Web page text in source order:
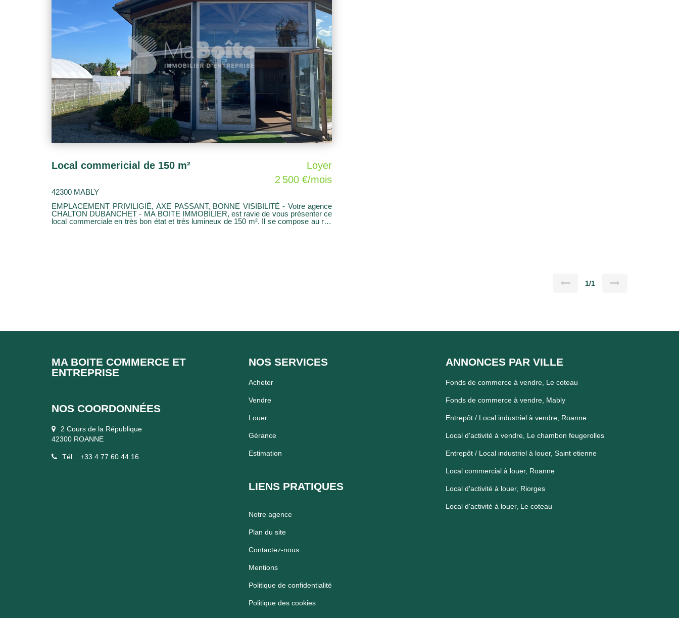
Local commericial de 150 m²
Loyer
2 500 €/mois
42300 MABLY
EMPLACEMENT PRIVILIGIÉ, AXE PASSANT, BONNE VISIBILITÉ - Votre agence
CHALTON DUBANCHET - MA BOITE IMMOBILIER, est ravie de vous présenter ce
local commerciale en très bon état et très lumineux de 150 m². Il se compose au rez
1/1
MA BOITE COMMERCE ET
ENTREPRISE
NOS COORDONNÉES
2 Cours de la République
42300 ROANNE
Tél. : +33 4 77 60 44 16
NOS SERVICES
Acheter
Vendre
Louer
Gérance
Estimation
LIENS PRATIQUES
Notre agence
Plan du site
Contactez-nous
Mentions
Politique de confidentialité
Politique des cookies
ANNONCES PAR VILLE
Fonds de commerce à vendre, Le coteau
Fonds de commerce à vendre, Mably
Entrepôt / Local industriel à vendre, Roanne
Local d'activité à vendre, Le chambon feugerolles
Entrepôt / Local industriel à louer, Saint etienne
Local commercial à louer, Roanne
Local d'activité à louer, Riorges
Local d'activité à louer, Le coteau